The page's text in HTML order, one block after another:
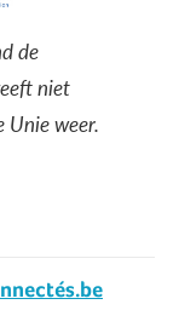
de
niet
Unie weer.